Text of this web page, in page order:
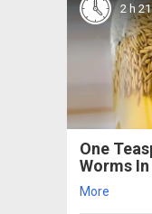
2 h
One
Worms
More